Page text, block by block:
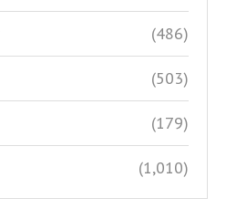
(486)
(503)
(179)
(1,010)